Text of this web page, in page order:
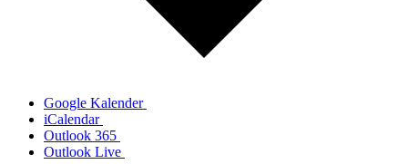
Google Kalender
iCalendar
Outlook 365
Outlook Live